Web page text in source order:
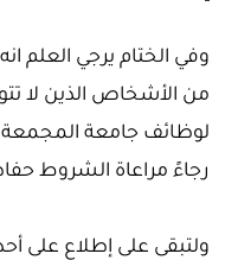
وفي الختام يرجي العلم
من الأشخاص الذين لا
لوظائف جامعة المجمعة
رجاءً مراعاة الشروط
ولتبقى على إطلاع على